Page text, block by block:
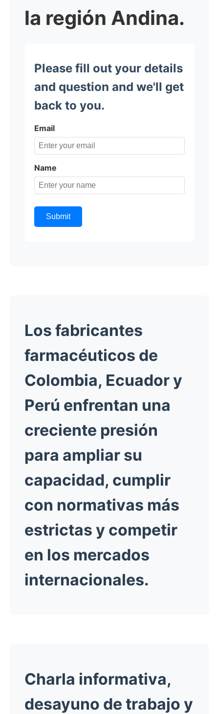
la región Andina.
Please fill out your details
and question and we'll get
back to you.
Email
Name
Submit
Los fabricantes
farmacéuticos de
Colombia, Ecuador y
Perú enfrentan una
creciente presión
para ampliar su
capacidad, cumplir
con normativas más
estrictas y competir
en los mercados
internacionales.
Charla informativa,
desayuno de trabajo y